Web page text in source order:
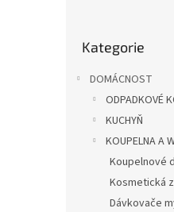
kategorie
Kategorie
DOMÁCNOST
ODPADKOVÉ
KUCHYŇ
KOUPELNA A
Koupelnové
Kosmetická
Dávkovače